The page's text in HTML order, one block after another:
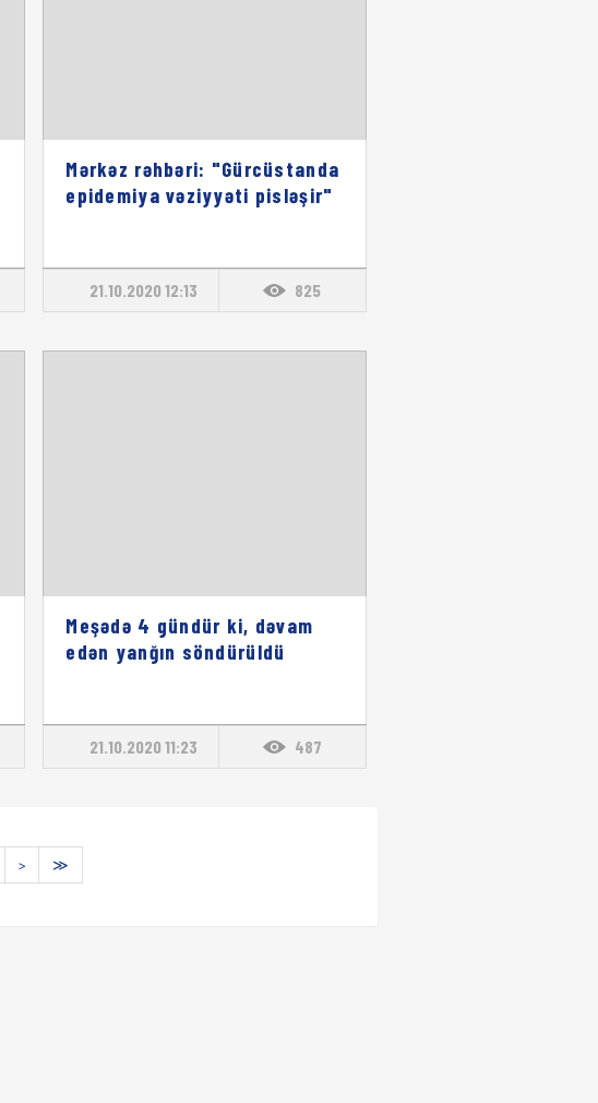
Mərkəz rəhbəri: "Gürcüstanda
epidemiya vəziyyəti pisləşir"
21.10.2020 12:13 825
Meşədə 4 gündür ki, dəvam
edən yanğın söndürüldü
21.10.2020 11:23 487
> ≫